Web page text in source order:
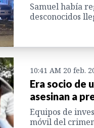
Samuel había
desconocidos
10:41 AM 20 feb.
Era socio de
asesinan a
Equipos de
móvil del